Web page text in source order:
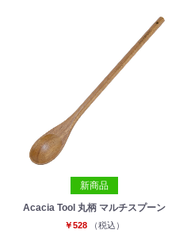
新商品
Acacia Tool 丸柄 マルチスプーン
￥528 （税込）